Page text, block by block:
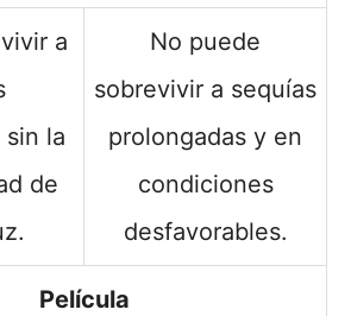
a
sin la
de
No puede
sobrevivir a sequías
prolongadas y en
condiciones
desfavorables.
Película